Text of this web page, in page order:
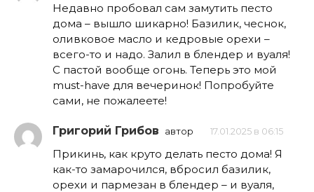
Недавно пробовал сам замутить песто
дома – вышло шикарно! Базилик, чеснок,
оливковое масло и кедровые орехи –
всего-то и надо. Залил в блендер и вуаля!
С пастой вообще огонь. Теперь это мой
must-have для вечеринок! Попробуйте
сами, не пожалеете!
Григорий Грибов автор 17.01.2025 в 06:15
Прикинь, как круто делать песто дома! Я
как-то замарочился, вбросил базилик,
орехи и пармезан в блендер – и вуаля,